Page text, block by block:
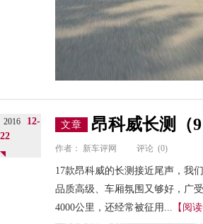
2016
12-
22
文章 昂科威长测（
作者： 新车评网 评论 (0)
17款昂科威的长测接近尾声，我
品质高级、车厢氛围又够好，广
4000公里，还经常被征用... 【阅